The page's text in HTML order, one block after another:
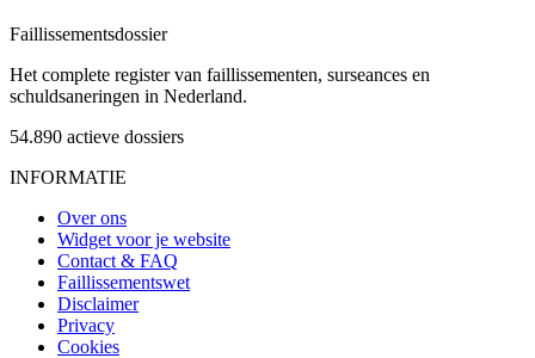
Faillissementsdossier
Het complete register van faillissementen, surseances en
schuldsaneringen in Nederland.
54.890 actieve dossiers
INFORMATIE
Over ons
Widget voor je website
Contact & FAQ
Faillissementswet
Disclaimer
Privacy
Cookies